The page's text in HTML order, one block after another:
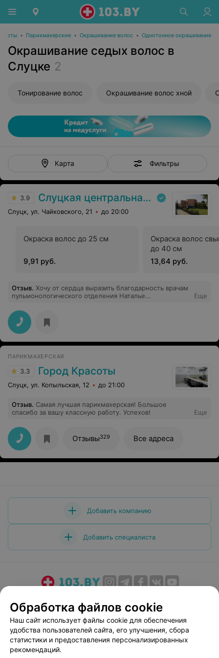
• Парикмахерские • Окрашивание волос • Однотонное окрашивание
Окрашивание седых волос в
Слуцке 2
Тонирование волос Окрашивание волос хной
Карта Фильтры
3.9 Слуцкая центральная районная больница
Слуцк, ул. Чайковского, 21 до 20:00
Окраска волос до 25 см
9,91 руб.
Окраска волос
до 40 см
13,64 руб.
Отзыв. Хочу от сердца выразить благодарность врачам
пульмонологического отделения Наталье
бесценный труд, высокий профессионализм
и трепетное отношение к пациентам,за заботливость
и чуткость. Успехов вам, благополучия и здоровья.
Еще
ПАРИКМАХЕРСКАЯ
3.3 Город Красоты
Слуцк, ул. Копыльская, 12 до 21:00
Отзыв. Самая лучшая парикмахерская! Большое
спасибо за вашу классную работу. Успехов!
Еще
Отзывы329 Все адреса
Добавить компанию
Добавить специалиста
Медицинский маркетинг
Публичный договор
Пользовательское соглашение
Способы оплаты
Вакансии
Партнеры
Написать руководителю 103.by
Обработка файлов cookie
Наш сайт использует файлы cookie для обеспечения
удобства пользователей сайта, его улучшения, сбора
статистики и предоставления персонализированных
рекомендаций.